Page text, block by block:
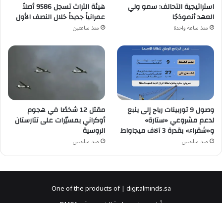
استراتيجية التحالف: سمو ولي
العهد أنموذجًا
منذ ساعة واحدة
هيئة التراث تسجل 9586 أصلاً
عمرانياً جديداً خلال النصف الأول
منذ ساعتين
وصول 9 توربينات رياح إلى ينبع
لدعم مشروعي «ستارة»
و«شقراء» بقدرة 3 آلاف ميجاواط
منذ ساعتين
مقتل 12 شخصًا في هجوم
أوكراني بمسيّرات على تتارستان
الروسية
منذ ساعتين
One of the products of | digitalminds.sa